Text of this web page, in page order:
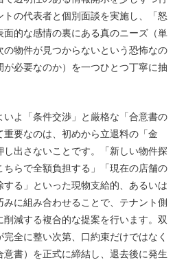
の代表者と個別面談を実施し、「怒
面的な感情の裏にある真のニーズ（単
の物件が見つからないという恐怖なの
必要なのか）を一つひとつ丁寧に抽
よ「条件交渉」と厳格な「合意書の
要なのは、初めから立退料の「金
出さないことです。「新しい物件探
ちらで全額負担する」「現在の店舗の
る」といった現物支給的、あるいは
に組み合わせることで、テナント側
減する複合的な提案を行います。双
全に整い次第、口約束だけではなく
書）を正式に締結し、退去後に発生